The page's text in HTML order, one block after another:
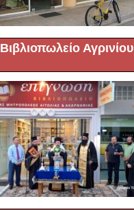
Βιβλιοπωλείο Αγρινίου